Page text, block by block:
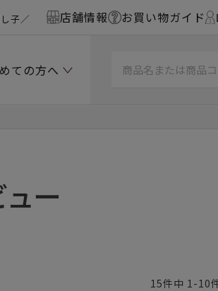
子／ 店舗情報 お買い物ガイド
ての方へ
ー
15件中 1 -10